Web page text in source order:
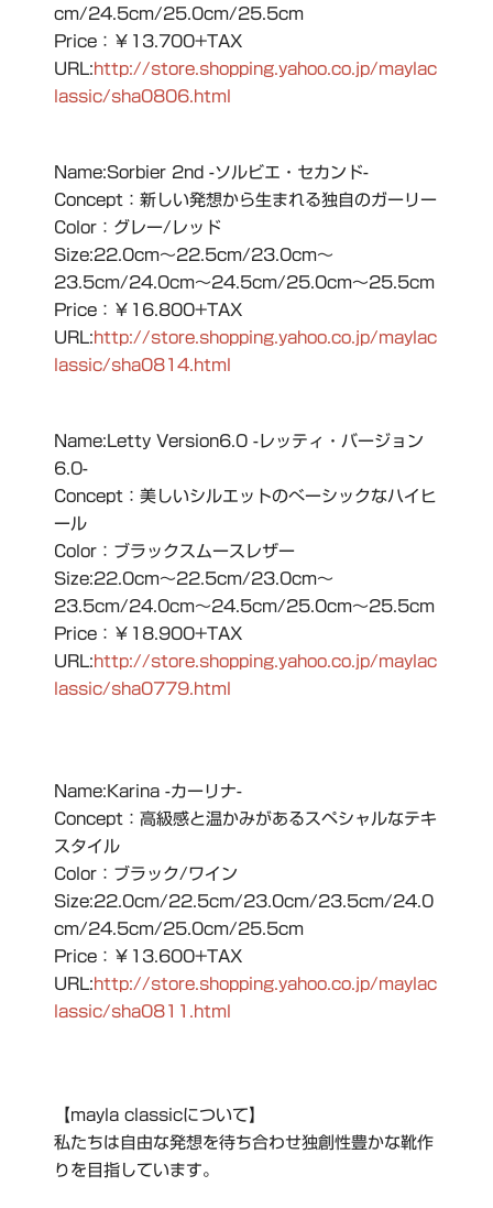
cm/24.5cm/25.0cm/25.5cm
Price：￥13.700+TAX
URL: http://store.shopping.yahoo.co.jp/maylac
lassic/sha0806.html
Name:Sorbier 2nd -ソルビエ・セカンド-
Concept：新しい発想から生まれる独自のガーリー
Color：グレー/レッド
Size:22.0cm～22.5cm/23.0cm～
23.5cm/24.0cm～24.5cm/25.0cm～25.5cm
Price：￥16.800+TAX
URL: http://store.shopping.yahoo.co.jp/maylac
lassic/sha0814.html
Name:Letty Version6.0 -レッティ・バージョン
6.0-
Concept：美しいシルエットのべーシックなハイヒ
ール
Color：ブラックスムースレザー
Size:22.0cm～22.5cm/23.0cm～
23.5cm/24.0cm～24.5cm/25.0cm～25.5cm
Price：￥18.900+TAX
URL:http://store.shopping.yahoo.co.jp/maylac
lassic/sha0779.html
Name:Karina -カーリナ-
Concept：高級感と温かみがあるスペシャルなテキ
スタイル
Color：ブラック/ワイン
Size:22.0cm/22.5cm/23.0cm/23.5cm/24.0
cm/24.5cm/25.0cm/25.5cm
Price：￥13.600+TAX
URL: http://store.shopping.yahoo.co.jp/maylac
lassic/sha0811.html
【mayla classicについて】
私たちは自由な発想を待ち合わせ独創性豊かな靴作
りを目指しています。